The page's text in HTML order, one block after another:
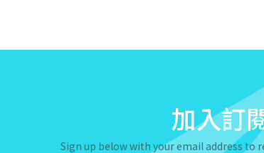
加入訂
Sign up below with your email address to